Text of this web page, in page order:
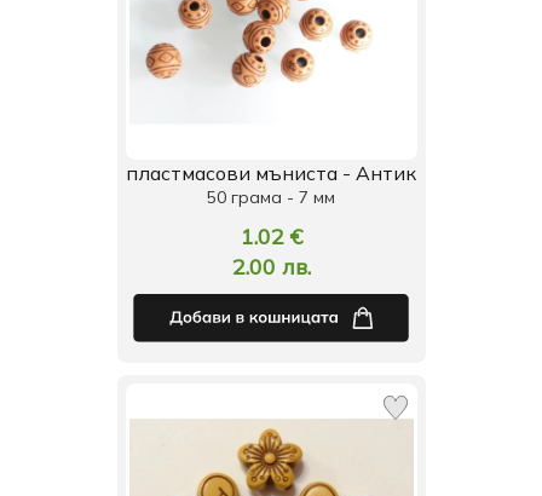
пластмасови мъниста - Антик
50 грама - 7 мм
1.02 €
2.00 лв.